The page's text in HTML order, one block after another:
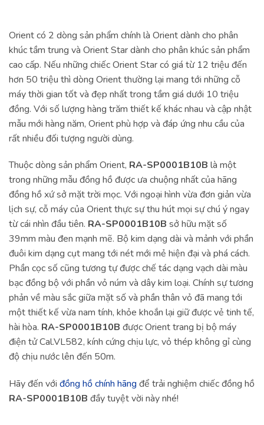
Orient có 2 dòng sản phẩm chính là Orient dành cho phân
khúc tầm trung và Orient Star dành cho phân khúc sản phẩm
cao cấp. Nếu những chiếc Orient Star có giá từ 12 triệu đến
hơn 50 triệu thì dòng Orient thường lại mang tới những cỗ
máy thời gian tốt và đẹp nhất trong tầm giá dưới 10 triệu
đồng. Với số lượng hàng trăm thiết kế khác nhau và cập nhật
mẫu mới hàng năm, Orient phù hợp và đáp ứng nhu cầu của
rất nhiều đối tượng người dùng.
Thuộc dòng sản phẩm Orient, RA-SP0001B10B là một
trong những mẫu đồng hồ được ưa chuộng nhất của hãng
đồng hồ xứ sở mặt trời mọc. Với ngoại hình vừa đơn giản vừa
lịch sự, cỗ máy của Orient thực sự thu hút mọi sự chú ý ngay
từ cái nhìn đầu tiên. RA-SP0001B10B sở hữu mặt số
39mm màu đen mạnh mẽ. Bộ kim dạng dài và mảnh với phần
đuôi kim dạng cụt mang tới nét mới mẻ hiện đại và phá cách.
Phần cọc số cũng tương tự được chế tác dạng vạch dài màu
bạc đồng bộ với phần vỏ núm và dây kim loại. Chính sự tương
phản về màu sắc giữa mặt số và phần thân vỏ đã mang tới
một thiết kế vừa nam tính, khỏe khoắn lại giữ được vẻ tinh tế,
hài hòa. RA-SP0001B10B được Orient trang bị bộ máy
điện tử Cal.VL582, kính cứng chịu lực, vỏ thép không gỉ cùng
độ chịu nước lên đến 50m.
Hãy đến với đồng hồ chính hãng để trải nghiệm chiếc đồng hồ
RA-SP0001B10B đầy tuyệt vời này nhé!